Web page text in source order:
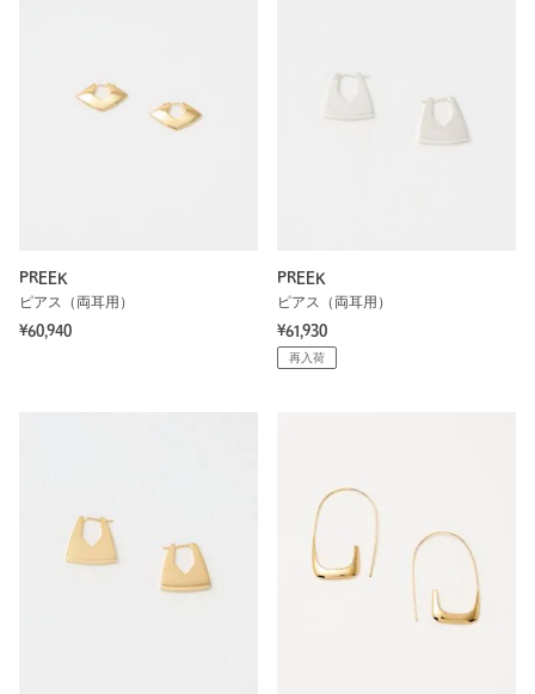
PREEK
ピアス（両耳用）
¥60,940
PREEK
ピアス（両耳用）
¥61,930
再入荷